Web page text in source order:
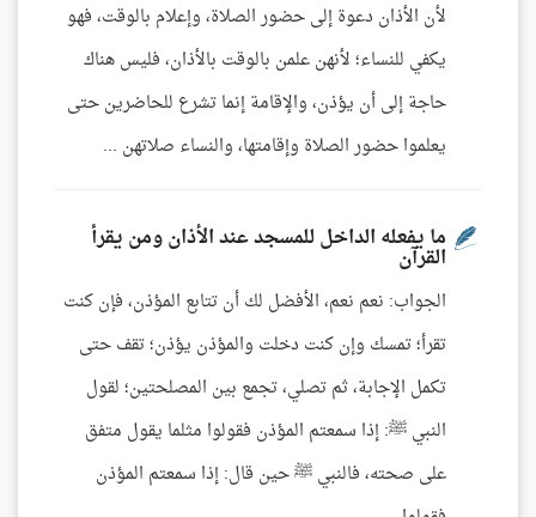
لأن الأذان دعوة إلى حضور الصلاة، وإعلام بالوقت، فهو
يكفي للنساء؛ لأنهن علمن بالوقت بالأذان، فليس هناك
حاجة إلى أن يؤذن، والإقامة إنما تشرع للحاضرين حتى
يعلموا حضور الصلاة وإقامتها، والنساء صلاتهن ...
ما يفعله الداخل للمسجد عند الأذان ومن يقرأ
القرآن
الجواب: نعم نعم، الأفضل لك أن تتابع المؤذن، فإن كنت
تقرأ؛ تمسك وإن كنت دخلت والمؤذن يؤذن؛ تقف حتى
تكمل الإجابة، ثم تصلي، تجمع بين المصلحتين؛ لقول
النبي ﷺ: إذا سمعتم المؤذن فقولوا مثلما يقول متفق
على صحته، فالنبي ﷺ حين قال: إذا سمعتم المؤذن